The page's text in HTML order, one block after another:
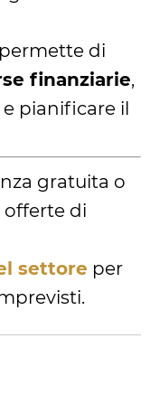
di
finanziarie,
pianificare il
gratuita o
di
settore per